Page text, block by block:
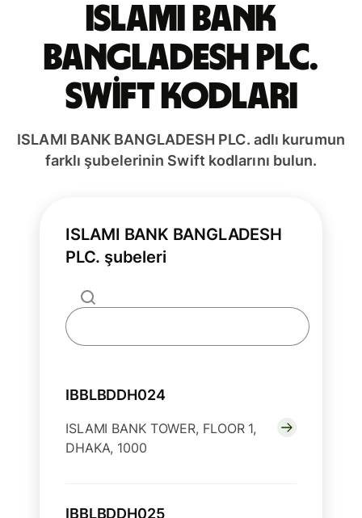
ISLAMI BANK
BANGLADESH PLC.
Swift kodları
ISLAMI BANK BANGLADESH PLC. adlı kurumun
farklı şubelerinin Swift kodlarını bulun.
ISLAMI BANK BANGLADESH
PLC. şubeleri
IBBLBDDH024
ISLAMI BANK TOWER, FLOOR 1,
DHAKA, 1000
IBBLBDDH025